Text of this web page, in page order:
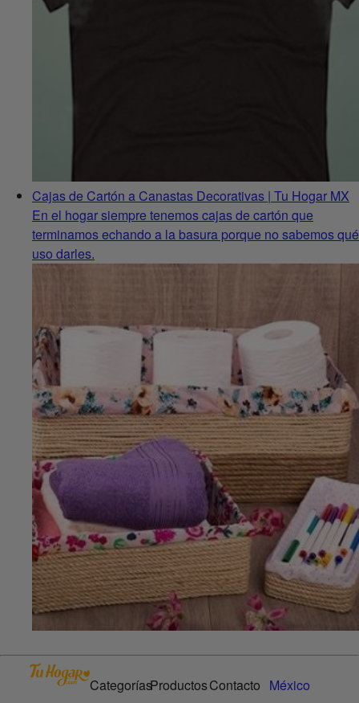
Cajas de Cartón a Canastas Decorativas | Tu Hogar MX
En el hogar siempre tenemos cajas de cartón que
terminamos echando a la basura porque no sabemos qué
uso darles.
CategoríasProductosContacto México